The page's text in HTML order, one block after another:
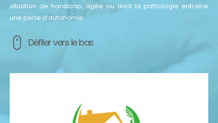
situation de handicap, âgée ou dont la pathologie entraîne
une perte d’autonomie.
Défiler vers le bas